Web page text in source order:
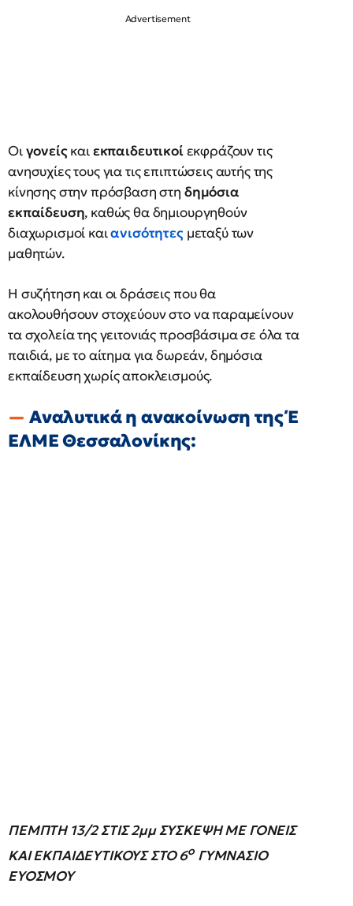
Οιγονείςκαιεκπαιδευτικοίεκφράζουν τις
ανησυχίες τους για τις επιπτώσεις αυτής της
κίνησης στην πρόσβαση στη δημόσια
εκπαίδευση, καθώς θα δημιουργηθούν
διαχωρισμοί καιανισότητεςμεταξύ των
μαθητών.
Η συζήτηση και οι δράσεις που θα
ακολουθήσουν στοχεύουν στο να παραμείνουν
τα σχολεία της γειτονιάς προσβάσιμα σε όλα τα
παιδιά, με το αίτημα για δωρεάν, δημόσια
εκπαίδευση χωρίς αποκλεισμούς.
Αναλυτικά η ανακοίνωση της Έ
ΕΛΜΕ Θεσσαλονίκης:
ΠΕΜΠΤΗ 13/2 ΣΤΙΣ 2μμ ΣΥΣΚΕΨΗ ΜΕ ΓΟΝΕΙΣ
ΚΑΙ ΕΚΠΑΙΔΕΥΤΙΚΟΥΣ ΣΤΟ 6οΓΥΜΝΑΣΙΟ
ΕΥΟΣΜΟΥ